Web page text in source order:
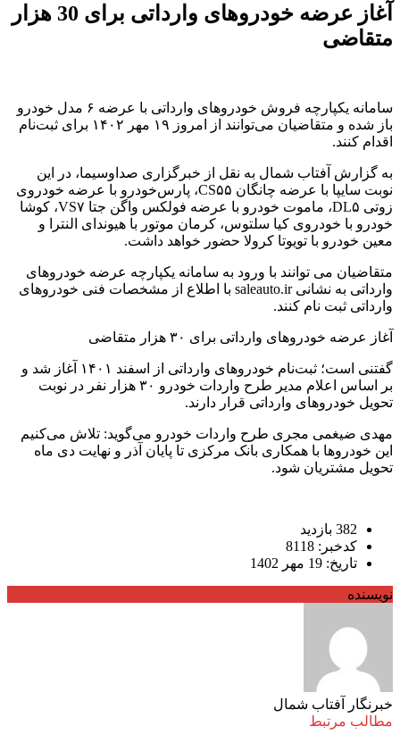
آغاز عرضه خودرو‌های وارداتی برای 30 هزار
متقاضی
سامانه یکپارچه فروش خودرو‌های وارداتی با عرضه ۶ مدل خودرو
باز شده و متقاضیان می‌توانند از امروز ۱۹ مهر ۱۴۰۲ برای ثبت‌نام
اقدام کنند.
به گزارش آفتاب شمال به نقل از خبرگزاری صداوسیما، در این
نوبت سایپا با عرضه چانگان CS۵۵، پارس‌خودرو با عرضه خودروی
زوتی DL۵، ماموت خودرو با عرضه فولکس واگن جتا VS۷، کوشا
خودرو با خودروی کیا سلتوس، کرمان موتور با هیوندای النترا و
معین خودرو با تویوتا کرولا حضور خواهد داشت.
متقاضیان می توانند با ورود به سامانه یکپارچه عرضه خودروهای
وارداتی به نشانی saleauto.ir با اطلاع از مشخصات فنی خودروهای
وارداتی ثبت نام کنند.
آغاز عرضه خودرو‌های وارداتی برای ۳۰ هزار متقاضی
گفتنی است؛ ثبت‌نام خودرو‌های وارداتی از اسفند ۱۴۰۱ آغاز شد و
بر اساس اعلام مدیر طرح واردات خودرو ۳۰ هزار نفر در نوبت
تحویل خودرو‌های وارداتی قرار دارند.
مهدی ضیغمی مجری طرح واردات خودرو می‌گوید: تلاش می‌کنیم
این خودرو‌ها با همکاری بانک مرکزی تا پایان آذر و نهایت دی ماه
تحویل مشتریان شود.
382 بازدید
کدخبر: 8118
تاریخ: 19 مهر 1402
نویسنده
خبرنگار آفتاب شمال
مطالب مرتبط